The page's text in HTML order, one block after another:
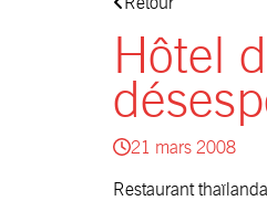
Hôtel
21 mars 2008
Restaurant